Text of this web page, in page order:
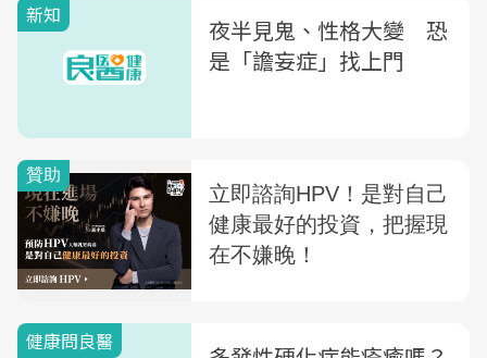
新知
夜半見鬼、性格大變 恐
是「譫妄症」找上門
健康問良醫